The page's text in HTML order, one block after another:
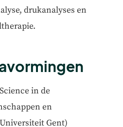
drukanalyses en
in de
en
Gent)